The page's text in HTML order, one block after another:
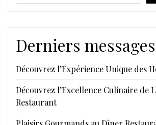
Derniers messages
Découvrez l’Expérience Unique des
Découvrez l’Excellence Culinaire de
Restaurant